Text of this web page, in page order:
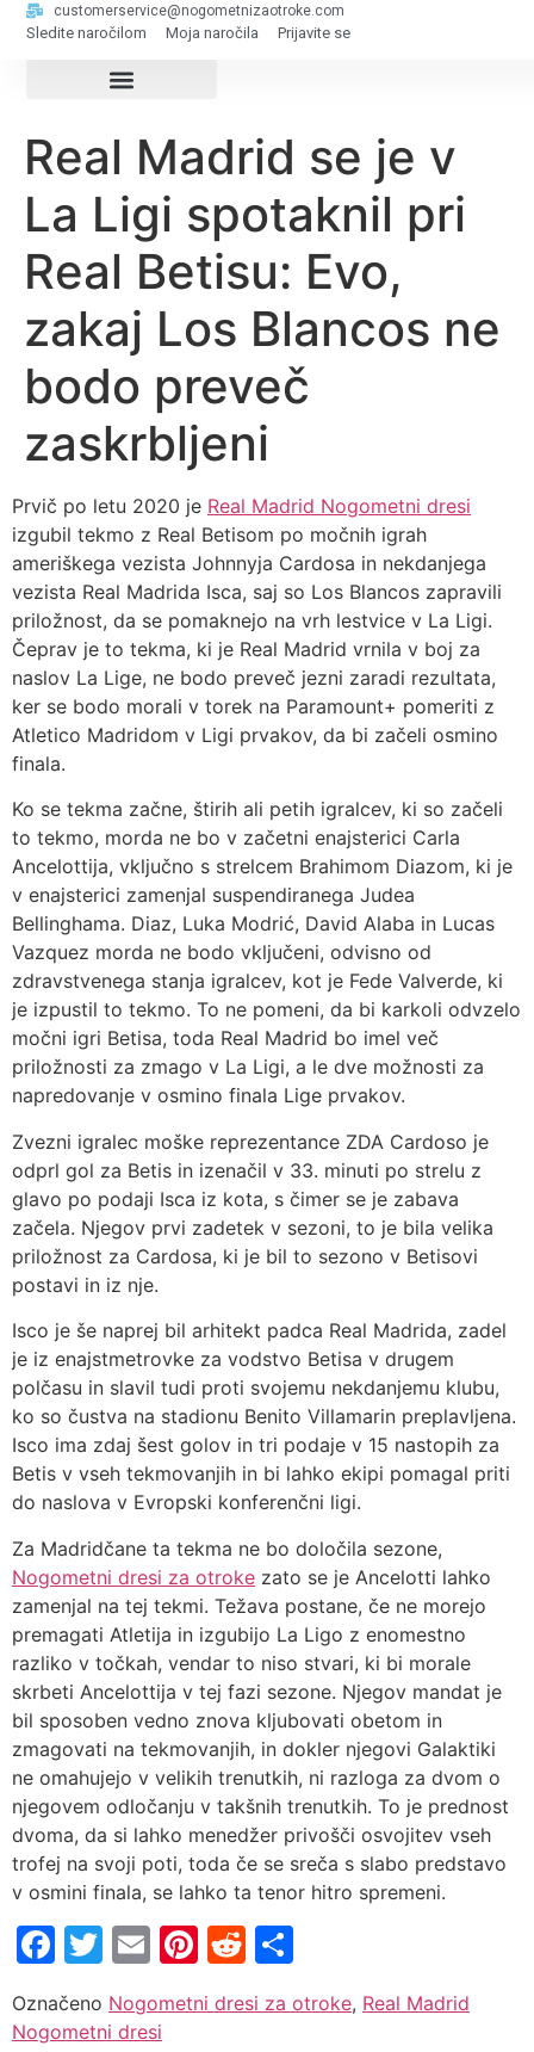
customerservice@nogometnizaotroke.com
Sledite naročilom Moja naročila Prijavite se
Real Madrid se je v
La Ligi spotaknil pri
Real Betisu: Evo,
zakaj Los Blancos ne
bodo preveč
zaskrbljeni
Prvič po letu 2020 je Real Madrid Nogometni dresi
izgubil tekmo z Real Betisom po močnih igrah
ameriškega vezista Johnnyja Cardosa in nekdanjega
vezista Real Madrida Isca, saj so Los Blancos zapravili
priložnost, da se pomaknejo na vrh lestvice v La Ligi.
Čeprav je to tekma, ki je Real Madrid vrnila v boj za
naslov La Lige, ne bodo preveč jezni zaradi rezultata,
ker se bodo morali v torek na Paramount+ pomeriti z
Atletico Madridom v Ligi prvakov, da bi začeli osmino
finala.
Ko se tekma začne, štirih ali petih igralcev, ki so začeli
to tekmo, morda ne bo v začetni enajsterici Carla
Ancelottija, vključno s strelcem Brahimom Diazom, ki je
v enajsterici zamenjal suspendiranega Judea
Bellinghama. Diaz, Luka Modrić, David Alaba in Lucas
Vazquez morda ne bodo vključeni, odvisno od
zdravstvenega stanja igralcev, kot je Fede Valverde, ki
je izpustil to tekmo. To ne pomeni, da bi karkoli odvzelo
močni igri Betisa, toda Real Madrid bo imel več
priložnosti za zmago v La Ligi, a le dve možnosti za
napredovanje v osmino finala Lige prvakov.
Zvezni igralec moške reprezentance ZDA Cardoso je
odprl gol za Betis in izenačil v 33. minuti po strelu z
glavo po podaji Isca iz kota, s čimer se je zabava
začela. Njegov prvi zadetek v sezoni, to je bila velika
priložnost za Cardosa, ki je bil to sezono v Betisovi
postavi in ​​iz nje.
Isco je še naprej bil arhitekt padca Real Madrida, zadel
je iz enajstmetrovke za vodstvo Betisa v drugem
polčasu in slavil tudi proti svojemu nekdanjemu klubu,
ko so čustva na stadionu Benito Villamarin preplavljena.
Isco ima zdaj šest golov in tri podaje v 15 nastopih za
Betis v vseh tekmovanjih in bi lahko ekipi pomagal priti
do naslova v Evropski konferenčni ligi.
Za Madridčane ta tekma ne bo določila sezone,
Nogometni dresi za otroke zato se je Ancelotti lahko
zamenjal na tej tekmi. Težava postane, če ne morejo
premagati Atletija in izgubijo La Ligo z enomestno
razliko v točkah, vendar to niso stvari, ki bi morale
skrbeti Ancelottija v tej fazi sezone. Njegov mandat je
bil sposoben vedno znova kljubovati obetom in
zmagovati na tekmovanjih, in dokler njegovi Galaktiki
ne omahujejo v velikih trenutkih, ni razloga za dvom o
njegovem odločanju v takšnih trenutkih. To je prednost
dvoma, da si lahko menedžer privošči osvojitev vseh
trofej na svoji poti, toda če se sreča s slabo predstavo
v osmini finala, se lahko ta tenor hitro spremeni.
Facebook
Twitter
EmailPinterest
Reddit
Označeno Nogometni dresi za otroke, Real Madrid
Nogometni dresi